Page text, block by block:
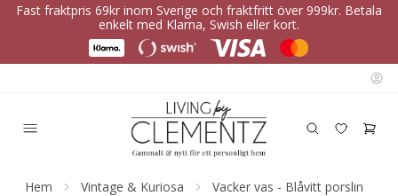
Fast fraktpris 69kr inom Sverige och fraktfritt över 999kr. Betala
enkelt med Klarna, Swish eller kort.
Hem Vintage & Kuriosa Vacker vas - Blåvitt porslin